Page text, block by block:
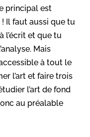
principal est
! Il faut aussi que tu
l’écrit et que tu
Mais
à tout le
l’art et faire trois
l’art de fond
au préalable